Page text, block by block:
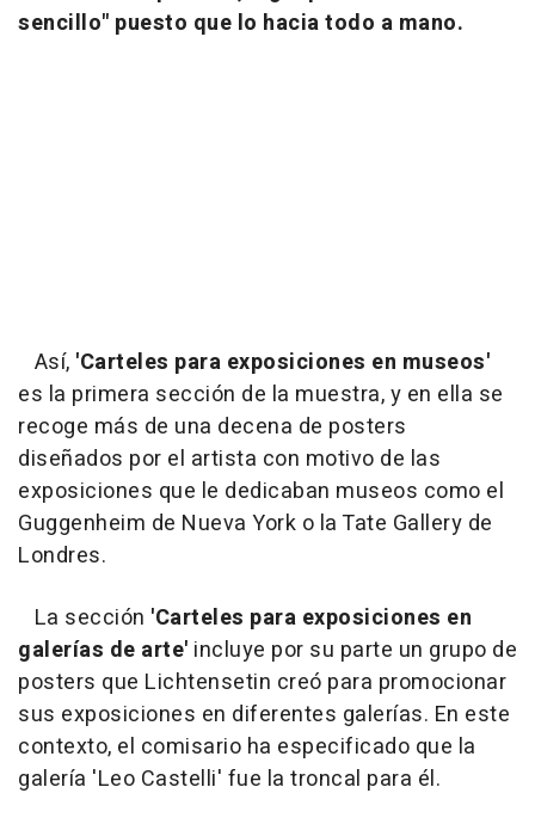
sencillo" puesto que lo hacia todo a mano.
Así, 'Carteles para exposiciones en museos'
es la primera sección de la muestra, y en ella se
recoge más de una decena de posters
diseñados por el artista con motivo de las
exposiciones que le dedicaban museos como el
Guggenheim de Nueva York o la Tate Gallery de
Londres.
La sección 'Carteles para exposiciones en
galerías de arte' incluye por su parte un grupo de
posters que Lichtensetin creó para promocionar
sus exposiciones en diferentes galerías. En este
contexto, el comisario ha especificado que la
galería 'Leo Castelli' fue la troncal para él.